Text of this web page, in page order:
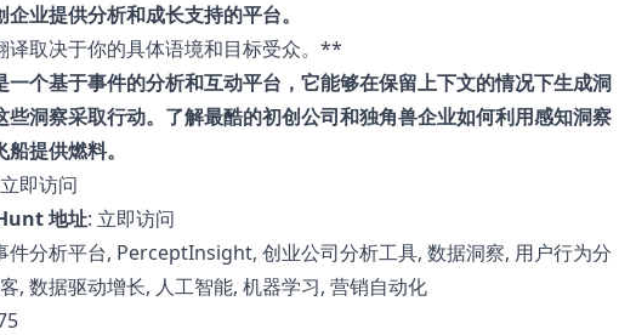
企业提供分析和成长支持的平台。
译取决于你的具体语境和目标受众。**
一个基于事件的分析和互动平台，它能够在保留上下文的情况下生成洞
些洞察采取行动。了解最酷的初创公司和独角兽企业如何利用感知洞察
提供燃料。
立即访问
地址: 立即访问
件分析平台, PerceptInsight, 创业公司分析工具, 数据洞察, 用户行为分
, 数据驱动增长, 人工智能, 机器学习, 营销自动化